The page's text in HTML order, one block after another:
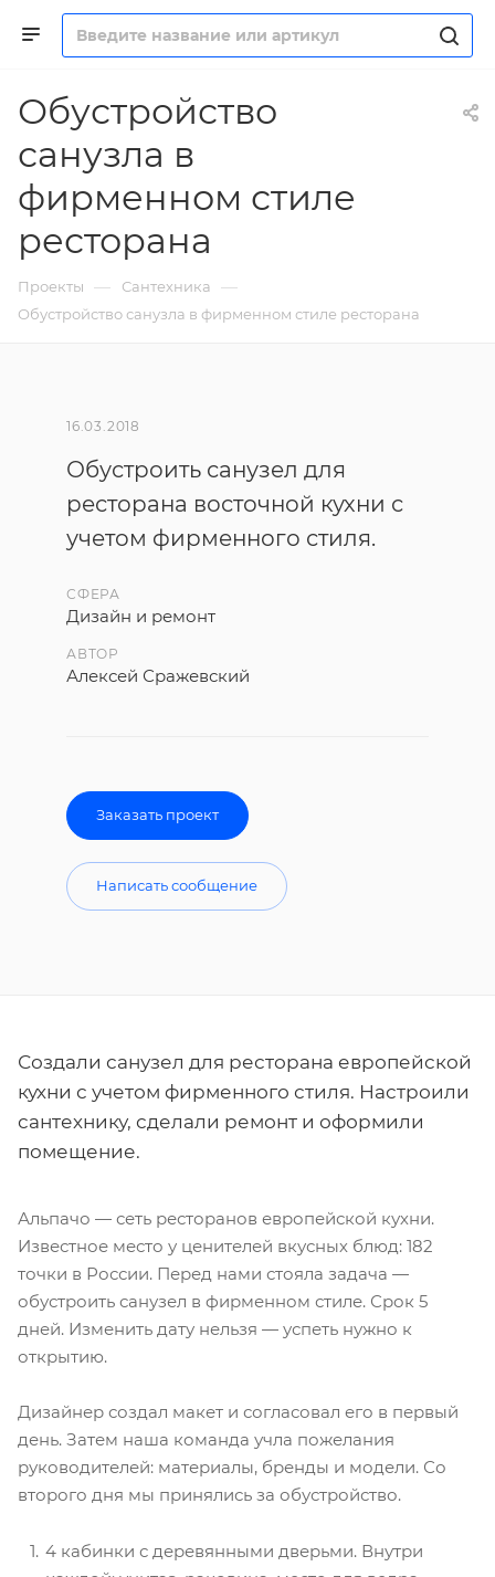
Обустройство
санузла в
фирменном стиле
ресторана
Проекты — Сантехника —
Обустройство санузла в фирменном стиле ресторана
16.03.2018
Обустроить санузел для
ресторана восточной кухни с
учетом фирменного стиля.
СФЕРА
Дизайн и ремонт
АВТОР
Алексей Сражевский
Заказать проект
Написать сообщение
Создали санузел для ресторана европейской
кухни с учетом фирменного стиля. Настроили
сантехнику, сделали ремонт и оформили
помещение.
Альпачо — сеть ресторанов европейской кухни.
Известное место у ценителей вкусных блюд: 182
точки в России. Перед нами стояла задача —
обустроить санузел в фирменном стиле. Срок 5
дней. Изменить дату нельзя — успеть нужно к
открытию.
Дизайнер создал макет и согласовал его в первый
день. Затем наша команда учла пожелания
руководителей: материалы, бренды и модели. Со
второго дня мы принялись за обустройство.
4 кабинки с деревянными дверьми. Внутри